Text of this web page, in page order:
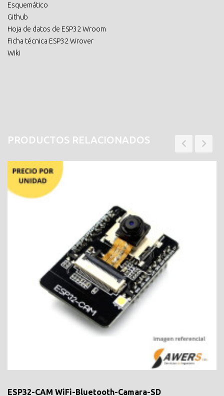
Esquemático
Github
Hoja de datos de ESP32 Wroom
Ficha técnica ESP32 Wrover
Wiki
PRODUCTOS RELACIONADOS
ESP32-CAM WiFi-Bluetooth-Camara-SD